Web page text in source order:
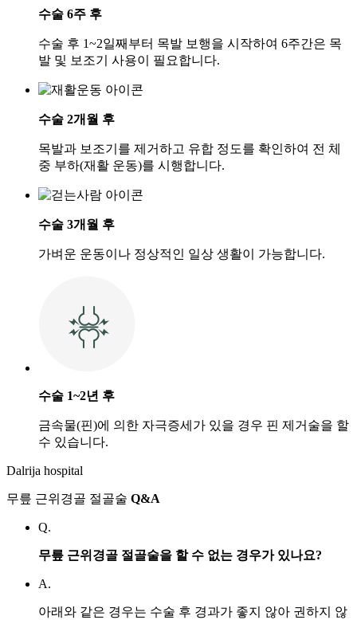
수술 6주 후
수술 후 1~2일째부터 목발 보행을 시작하여 6주간은 목
발 및 보조기 사용이 필요합니다.
수술 2개월 후
목발과 보조기를 제거하고 유합 정도를 확인하여 전 체
중 부하(재활 운동)를 시행합니다.
수술 3개월 후
가벼운 운동이나 정상적인 일상 생활이 가능합니다.
수술 1~2년 후
금속물(핀)에 의한 자극증세가 있을 경우 핀 제거술을 할
수 있습니다.
Dalrija hospital
무릎 근위경골 절골술 Q&A
Q.
무릎 근위경골 절골술을 할 수 없는 경우가 있나요?
A.
아래와 같은 경우는 수술 후 경과가 좋지 않아 권하지 않